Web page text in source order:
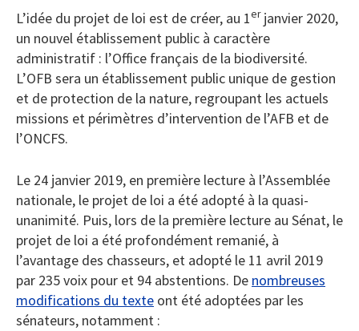
L’idée du projet de loi est de créer, au 1erjanvier 2020,
un nouvel établissement public à caractère
administratif : l’Office français de la biodiversité.
L’OFB sera un établissement public unique de gestion
et de protection de la nature, regroupant les actuels
missions et périmètres d’intervention de l’AFB et de
l’ONCFS.
Le 24 janvier 2019, en première lecture à l’Assemblée
nationale, le projet de loi a été adopté à la quasi-
unanimité. Puis, lors de la première lecture au Sénat, le
projet de loi a été profondément remanié, à
l’avantage des chasseurs, et adopté le 11 avril 2019
par 235 voix pour et 94 abstentions. De nombreuses
modifications du texte ont été adoptées par les
sénateurs, notamment :